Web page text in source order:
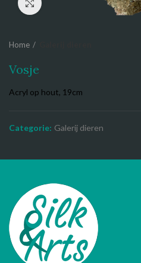
Home
Vosje
Acryl op hout, 19cm
Categorie: Galerij dieren